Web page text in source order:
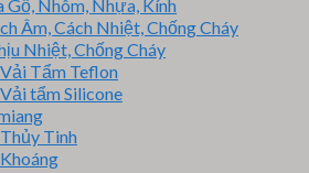
Gỗ, Nhôm, Nhựa, Kính
Âm, Cách Nhiệt, Chống Cháy
Nhiệt, Chống Cháy
Vải Tẩm Teflon
Vải tẩm Silicone
Tinh